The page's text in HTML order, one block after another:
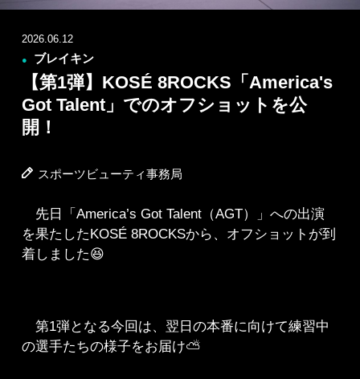
2026.06.12
● ブレイキン
【第1弾】KOSÉ 8ROCKS「America's
Got Talent」でのオフショットを公
開！
スポーツビューティ事務局
先日「America’s Got Talent（AGT）」への出演
を果たしたKOSÉ 8ROCKSから、オフショットが到
着しました😆
第1弾となる今回は、翌日の本番に向けて練習中
の選手たちの様子をお届け⛅